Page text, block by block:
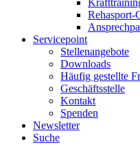
Rehasport-
Servicepoint
Stellenangebote
Downloads
Häufig gestellte
Geschäftsstelle
Kontakt
Spenden
Newsletter
Suche